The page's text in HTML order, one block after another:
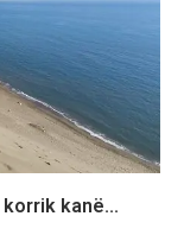
kanë...